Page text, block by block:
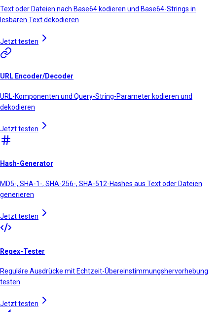
Text oder Dateien nach Base64 kodieren und Base64-Strings in
lesbaren Text dekodieren
Jetzt testen
URL Encoder/Decoder
URL-Komponenten und Query-String-Parameter kodieren und
dekodieren
Jetzt testen
Hash-Generator
MD5-, SHA-1-, SHA-256-, SHA-512-Hashes aus Text oder Dateien
generieren
Jetzt testen
Regex-Tester
Reguläre Ausdrücke mit Echtzeit-Übereinstimmungshervorhebung
testen
Jetzt testen